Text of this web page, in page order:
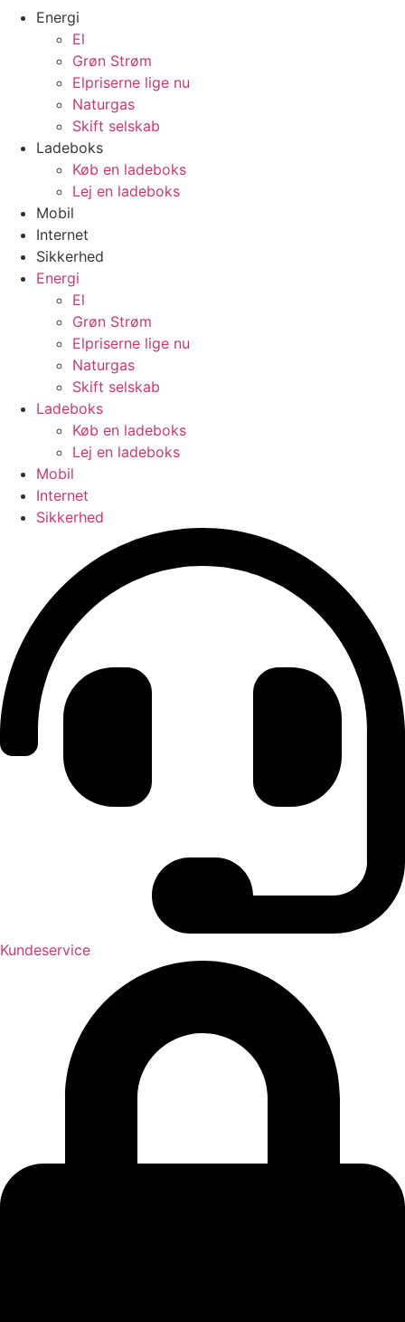
Energi
El
Grøn Strøm
Elpriserne lige nu
Naturgas
Skift selskab
Ladeboks
Køb en ladeboks
Lej en ladeboks
Mobil
Internet
Sikkerhed
Energi
El
Grøn Strøm
Elpriserne lige nu
Naturgas
Skift selskab
Ladeboks
Køb en ladeboks
Lej en ladeboks
Mobil
Internet
Sikkerhed
Kundeservice